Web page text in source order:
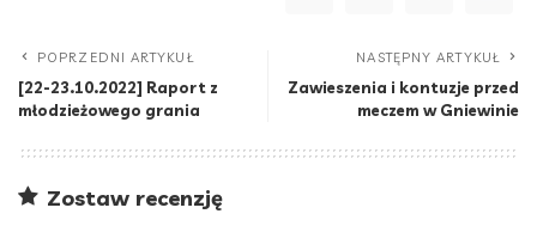
POPRZEDNI ARTYKUŁ
[22-23.10.2022] Raport z
młodzieżowego grania
NASTĘPNY ARTYKUŁ
Zawieszenia i kontuzje przed
meczem w Gniewinie
Zostaw recenzję